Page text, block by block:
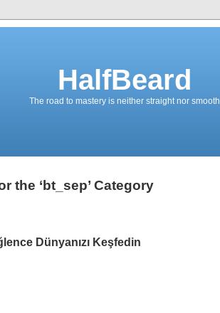
HalfBeard
The road to mastery is neither straight nor smooth
the ‘bt_sep’ Category
Dünyanızı Keşfedin